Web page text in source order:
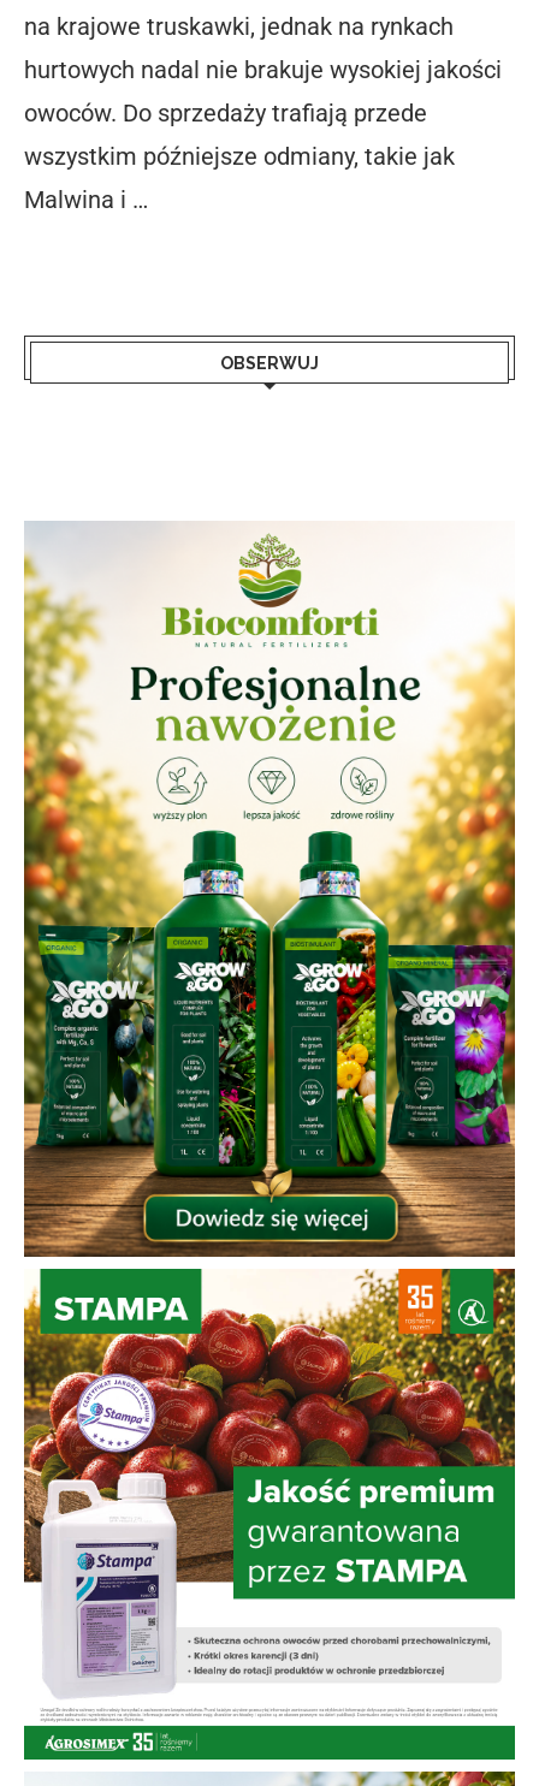
na krajowe truskawki, jednak na rynkach
hurtowych nadal nie brakuje wysokiej jakości
owoców. Do sprzedaży trafiają przede
wszystkim późniejsze odmiany, takie jak
Malwina i …
OBSERWUJ